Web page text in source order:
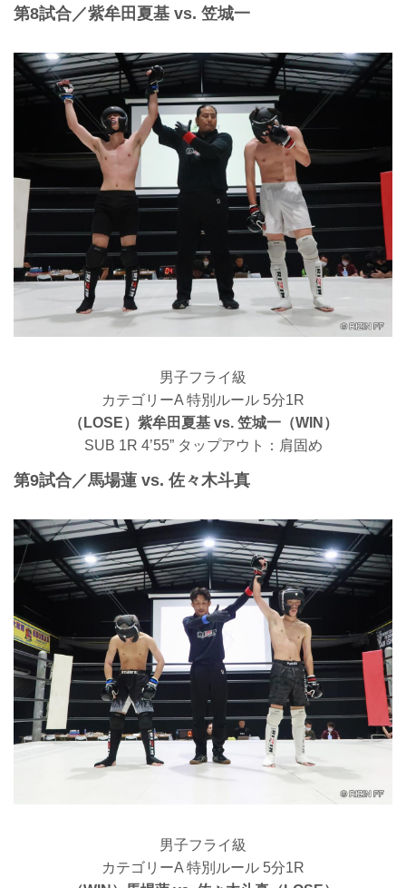
第8試合／紫牟田夏基 vs. 笠城一
男子フライ級
カテゴリーA 特別ルール 5分1R
（LOSE）紫牟田夏基 vs. 笠城一（WIN）
SUB 1R 4’55” タップアウト：肩固め
第9試合／馬場蓮 vs. 佐々木斗真
男子フライ級
カテゴリーA 特別ルール 5分1R